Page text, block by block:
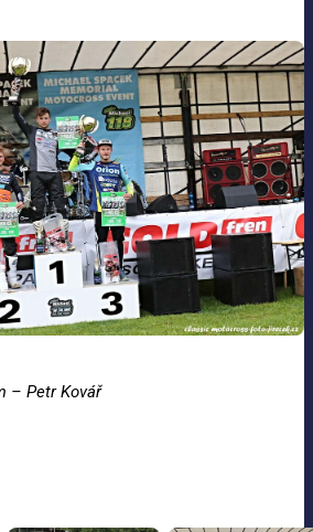
– Petr Kovář